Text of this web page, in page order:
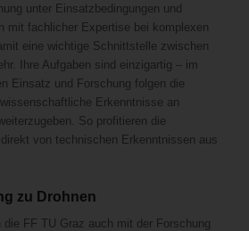
unter Einsatzbedingungen und
mit fachlicher Expertise bei komplexen
eine wichtige Schnittstelle zwischen
Ihre Aufgaben sind einzigartig – im
Einsatz und Forschung folgen die
Erkenntnisse an
So profitieren die
von technischen Erkenntnissen aus
zu Drohnen
FF TU Graz auch mit der Forschung